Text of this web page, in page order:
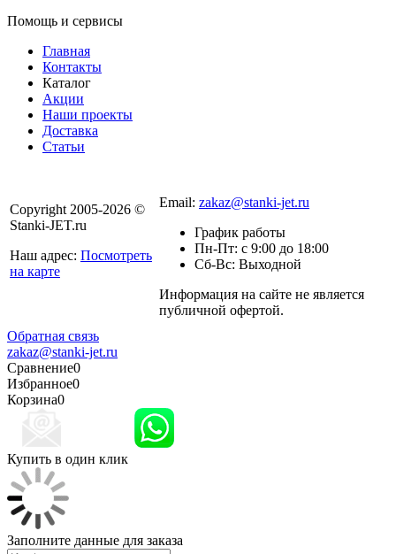
Помощь и сервисы
Главная
Контакты
Каталог
Акции
Наши проекты
Доставка
Статьи
Copyright 2005-2026 ©
Stanki-JET.ru
Наш адрес: Посмотреть
на карте
Email: zakaz@stanki-jet.ru
График работы
Пн-Пт: с 9:00 до 18:00
Сб-Вс: Выходной
Информация на сайте не является
публичной офертой.
Обратная связь
zakaz@stanki-jet.ru
Сравнение0
Избранное0
Корзина0
Купить в один клик
Заполните данные для заказа